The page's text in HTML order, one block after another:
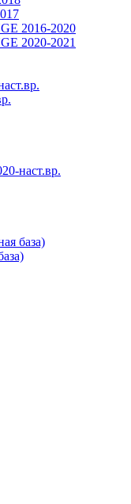
2016-2020
2020-2021
наст.вр.
база)